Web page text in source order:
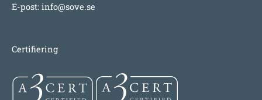
E-post: info@sove.se
Certifiering